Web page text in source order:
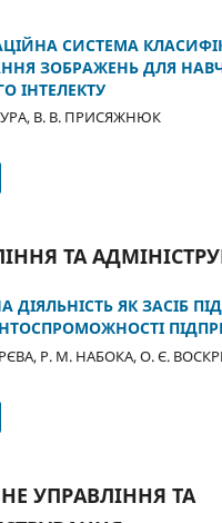
СИСТЕМА
ЗОБРАЖЕНЬ ДЛЯ
ІНТЕЛЕКТУ
В. В. ПРИСЯЖНЮК
ТА
ДІЯЛЬНІСТЬ ЯК ЗАСІБ
Р. М. НАБОКА, О. Є.
УПРАВЛІННЯ ТА